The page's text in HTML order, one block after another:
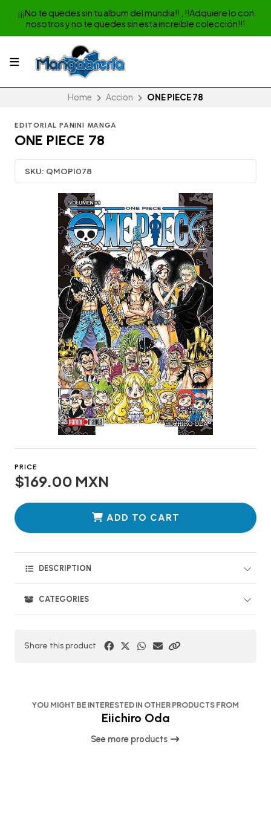
¡¡¡No te quedes sin tu album del mundia!! , !!Adquiere lo con
nosotros y no te quedes sin esta increible colección!!!
Home Accion ONE PIECE 78
EDITORIAL PANINI MANGA
ONE PIECE 78
SKU: QMOPI078
PRICE
$169.00 MXN
ADD TO CART
DESCRIPTION
CATEGORIES
Share this product
YOU MIGHT BE INTERESTED IN OTHER PRODUCTS FROM
Eiichiro Oda
See more products